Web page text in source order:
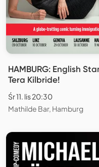
HAMBURG: English
Tera Kilbride!
Śr 11. lis 20:30
Mathilde Bar, Hamburg